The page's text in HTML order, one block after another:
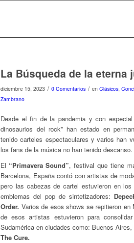
La Búsqueda de la eterna
diciembre 15, 2023 / 0 Comentarios / en Clásicos,
Zambrano
Desde el fin de la pandemia y con
dinosaurios del rock” han estado en
tenido carteles espectaculares y varios han
los fans de la música no han tenido descanso.
El “Primavera Sound”, festival que tiene
Barcelona, España contó con artistas de
pero las cabezas de cartel estuvieron en los
emblemas del pop de sintetizadores:
Order. Varios de esos shows se repitieron
de esos artistas estuvieron para
Sudamérica en ciudades como: Buenos
The Cure.